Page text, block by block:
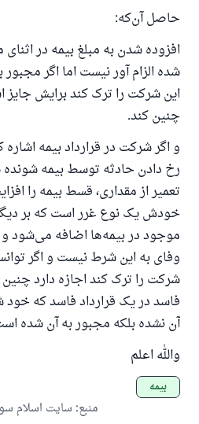
حاصل آن‌که:
افزوده شدن به مبلغ بیمه در اثنای
شده الزام آور نیست اما اگر
این شرکت را ترک کند برایش
چنین کند.
و اگر شرکت در قرارداد بیمه
رخ دادن حادثه توسط بیمه شونده
تعمیر از مقداری، قسط بیمه را
خودش یک نوع غرر است که بر
موجود در بیمه‌ها اضافه می‌شود و
وفای به این شرط نیست و اگر
شرکت را ترک کند اجازه دارد
فاسد در یک قرارداد فاسد که
آن نشده بلکه مجبور به آن شده
والله اعلم
بیمه
منبع: سایت اسلام